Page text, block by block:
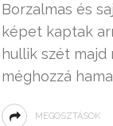
Borzalmas és
képet kaptak
hullik szét
méghozzá
MEGOSZTÁSOK